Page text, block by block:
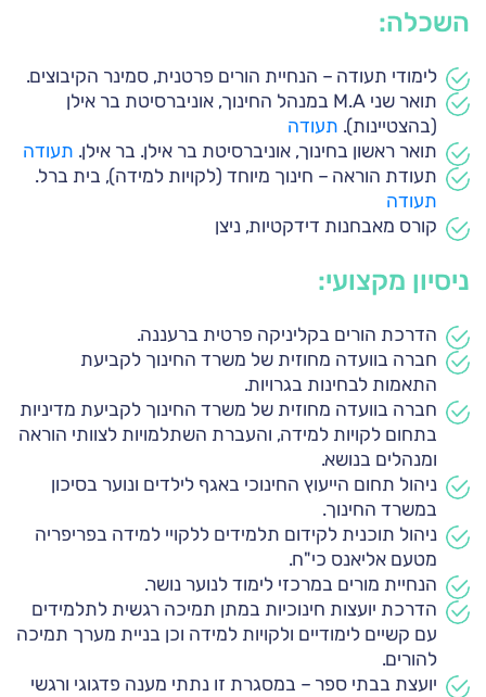
השכלה:
לימודי תעודה – הנחיית הורים פרטנית, סמינר הקיבוצים.
תואר שני M.A במנהל החינוך, אוניברסיטת בר אילן
(בהצטיינות). תעודה
תואר ראשון בחינוך, אוניברסיטת בר אילן. בר אילן. תעודה
תעודת הוראה – חינוך מיוחד (לקויות למידה), בית ברל.
תעודה
קורס מאבחנות דידקטיות, ניצן
ניסיון מקצועי:
הדרכת הורים בקליניקה פרטית ברעננה.
חברה בוועדה מחוזית של משרד החינוך לקביעת
התאמות לבחינות בגרויות.
חברה בוועדה מחוזית של משרד החינוך לקביעת מדיניות
בתחום לקויות למידה, והעברת השתלמויות לצוותי הוראה
ומנהלים בנושא.
ניהול תחום הייעוץ החינוכי באגף לילדים ונוער בסיכון
במשרד החינוך.
ניהול תוכנית לקידום תלמידים ללקויי למידה בפריפריה
מטעם אליאנס כי"ח.
הנחיית מורים במרכזי לימוד לנוער נושר.
הדרכת יועצות חינוכיות במתן תמיכה רגשית לתלמידים
עם קשיים לימודיים ולקויות למידה וכן בניית מערך תמיכה
להורים.
יועצת בבתי ספר – במסגרת זו נתתי מענה פדגוגי ורגשי